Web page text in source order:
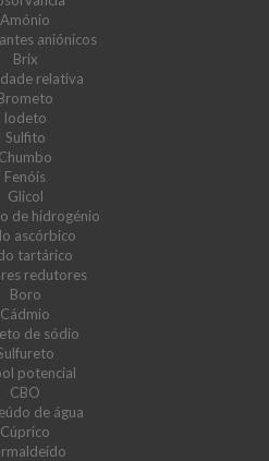
Amónio
aniónicos
Brix
relativa
Iodeto
Sulfito
Chumbo
Fenóis
Glicol
de hidrogénio
ascórbico
tartárico
redutores
Boro
Cádmio
de sódio
potencial
CBO
de água
Cúprico